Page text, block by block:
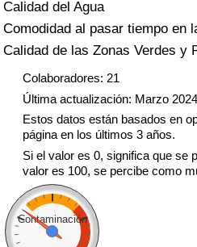
Calidad del Agua
Comodidad al pasar tiempo en
Calidad de las Zonas Verdes y
Colaboradores: 21
Última actualización: Marzo 2024
Estos datos están basados en
página en los últimos 3 años.
Si el valor es 0, significa que se
valor es 100, se percibe como
Contaminación
Índice de Contaminación por
Tráfico
Índice de Tráfico
Índice de Tráfico (Actual)
Índice de Tráfico por País